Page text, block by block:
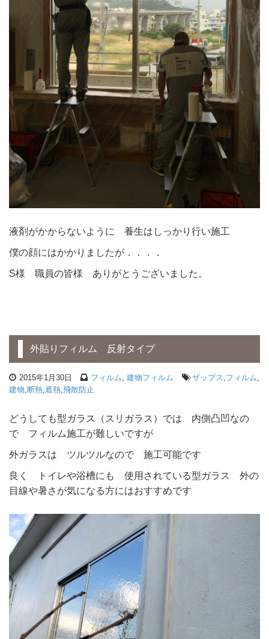
液剤がかからないように 養生はしっかり行い施工
僕の顔にはかかりましたが．．．．
S様 職員の皆様 ありがとうございました。
外貼りフィルム 反射タイプ
2015年1月30日 フィルム, 建物フィルム ザップス,フィルム,
建物,断熱,遮熱,飛散防止
どうしても型ガラス（スリガラス）では 内側凸凹なの
で フィルム施工が難しいですが
外ガラスは ツルツルなので 施工可能です
良く トイレや浴槽にも 使用されている型ガラス 外の
目線や暑さが気になる方にはおすすめです